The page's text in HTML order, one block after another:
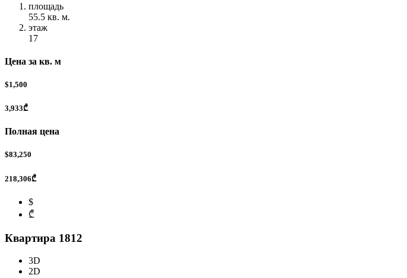
площадь
55.5 кв. м.
этаж
17
Цена за кв. м
$1,500
3,933₾
Полная цена
$83,250
218,306₾
$
₾
Квартира 1812
3D
2D